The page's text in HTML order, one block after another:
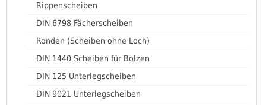
Rippenscheiben
DIN 6798 Fächerscheiben
Ronden (Scheiben ohne Loch)
DIN 1440 Scheiben für Bolzen
DIN 125 Unterlegscheiben
DIN 9021 Unterlegscheiben